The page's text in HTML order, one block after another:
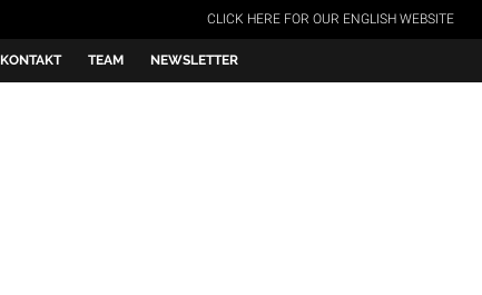
CLICK HERE FOR OUR ENGLISH WEBSITE
KONTAKT TEAM NEWSLETTER